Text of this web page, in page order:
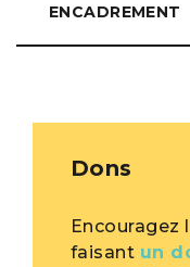
ENCADREMENT
Dons
Encouragez
faisant un